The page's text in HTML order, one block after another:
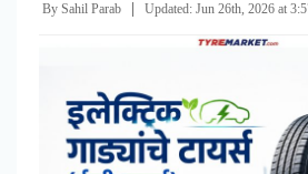
By Sahil Parab Updated: Jun 26th, 2026 at